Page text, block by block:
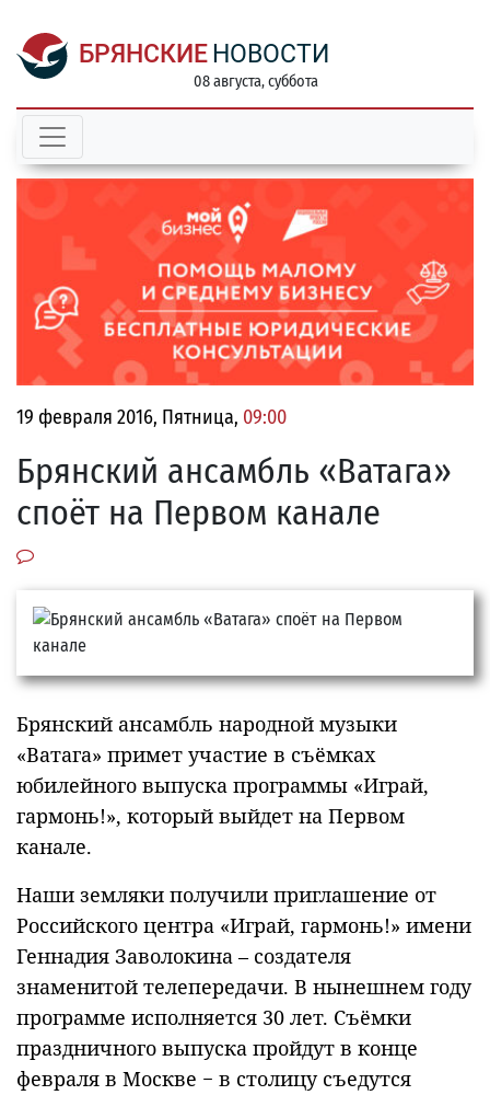
БРЯНСКИЕ НОВОСТИ
08 августа, суббота
19 февраля 2016, Пятница, 09:00
Брянский ансамбль «Ватага»
споёт на Первом канале
Брянский ансамбль народной музыки
«Ватага» примет участие в съёмках
юбилейного выпуска программы «Играй,
гармонь!», который выйдет на Первом
канале.
Наши земляки получили приглашение от
Российского центра «Играй, гармонь!» имени
Геннадия Заволокина – создателя
знаменитой телепередачи. В нынешнем году
программе исполняется 30 лет. Съёмки
праздничного выпуска пройдут в конце
февраля в Москве − в столицу съедутся